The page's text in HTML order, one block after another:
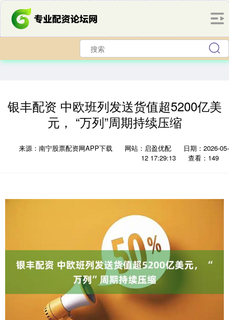
银丰配资 中欧班列发送货值超5200亿美
元， “万列”周期持续压缩
来源：南宁股票配资网APP下载 网站：启盈优配
日期：2026-05-
12 17:29:13
查看：149